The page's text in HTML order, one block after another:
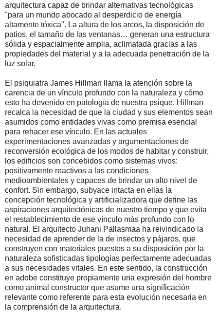
arquitectura capaz de brindar alternativas tecnológicas
"para un mundo abocado al desperdicio de energía
altamente tóxica". La altura de los arcos, la disposición de
patios, el tamaño de las ventanas… generan una estructura
sólida y espacialmente amplia, aclimatada gracias a las
propiedades del material y a la adecuada penetración de la
luz solar.
El psiquiatra James Hillman llama la atención sobre la
carencia de un vínculo profundo con la naturaleza y cómo
esto ha devenido en patología de nuestra psique. Hillman
recalca la necesidad de que la ciudad y sus elementos sean
asumidos como entidades vivas como premisa esencial
para rehacer ese vínculo. En las actuales
experimentaciones avanzadas y argumentaciones de
reconversión ecológica de los modos de habitar y construir,
los edificios son concebidos como sistemas vivos:
positivamente reactivos a las condiciones
medioambientales y capaces de brindar un alto nivel de
confort. Sin embargo, subyace intacta en ellas la
concepción tecnológica y artificializadora que define las
aspiraciones arquitectónicas de nuestro tiempo y que evita
el restablecimiento de ese vínculo más profundo con lo
natural. El arquitecto Juhani Pallasmaa ha reivindicado la
necesidad de aprender de la de insectos y pájaros, que
construyen con materiales puestos a su disposición por la
naturaleza sofisticadas tipologías perfectamente adecuadas
a sus necesidades vitales. En este sentido, la construcción
en adobe constituye propiamente una expresión del hombre
como animal constructor que asume una significación
relevante como referente para esta evolución necesaria en
la comprensión de la arquitectura.